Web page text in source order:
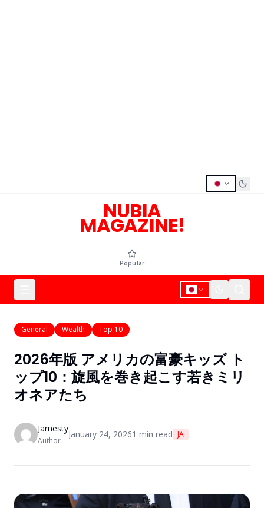
NUBIA
MAGAZINE!
Popular
General Wealth Top 10
2026年版 アメリカの富豪キッズ ト
ップ10：旋風を巻き起こす若きミリ
オネアたち
Jamesty
Author
January 24, 20261 min read JA